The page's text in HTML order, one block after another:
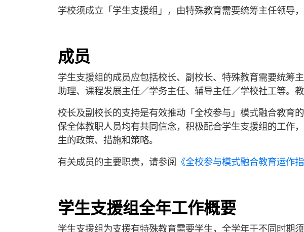
学校须成立「学生支援组」，由特殊教育需要统筹主任领导
成员
学生支援组的成员应包括校长、副校长、特殊教育需要统筹
助理、课程发展主任／学务主任、辅导主任／学校社工等。
校长及副校长的支持是有效推动「全校参与」模式融合教育
保全体教职人员均有共同信念，积极配合学生支援组的工作
生的政策、措施和策略。
有关成员的主要职责，请参阅 《全校参与模式融合教育运作
学生支援组全年工作概要
学生支援组为支援有特殊教育需要学生，全学年于不同时期